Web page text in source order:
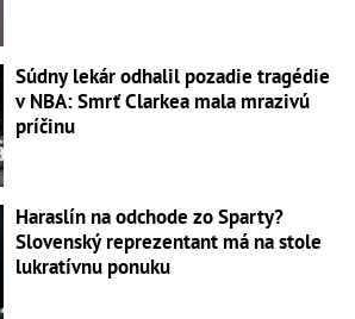
Súdny lekár odhalil pozadie tragédie
v NBA: Smrť Clarkea mala mrazivú
príčinu
Haraslín na odchode zo Sparty?
Slovenský reprezentant má na stole
lukratívnu ponuku